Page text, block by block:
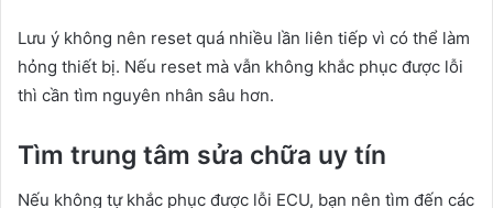
Lưu ý không nên reset quá nhiều lần liên tiếp vì có thể làm
hỏng thiết bị. Nếu reset mà vẫn không khắc phục được lỗi
thì cần tìm nguyên nhân sâu hơn.
Tìm trung tâm sửa chữa uy tín
Nếu không tự khắc phục được lỗi ECU, bạn nên tìm đến các